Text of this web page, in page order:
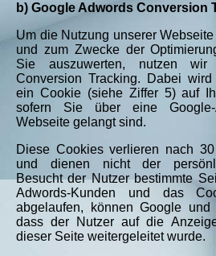
b) Google Adwords Conversion
Um die Nutzung unserer
und zum Zwecke der
Sie auszuwerten, nutzen
Conversion Tracking. Dabei
ein Cookie (siehe Ziffer 5) auf
sofern Sie über eine
Webseite gelangt sind.
Diese Cookies verlieren nach
und dienen nicht der
Besucht der Nutzer bestimmte
Adwords-Kunden und das
abgelaufen, können Google
dass der Nutzer auf die
dieser Seite weitergeleitet wurde.